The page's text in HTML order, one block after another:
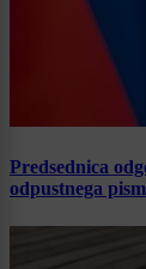
Predsednica
odpustnega